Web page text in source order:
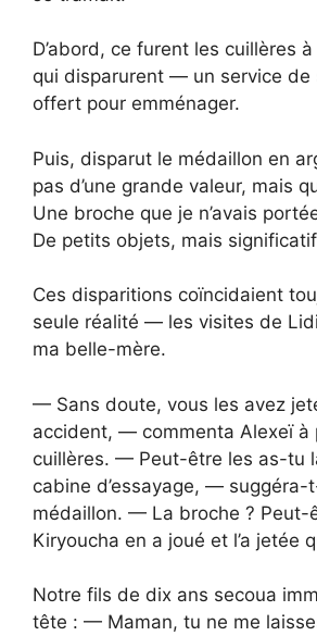
D’abord, ce furent les cuillères
qui disparurent — un service de
offert pour emménager.
Puis, disparut le médaillon en
pas d’une grande valeur, mais
Une broche que je n’avais
De petits objets, mais
Ces disparitions coïncidaient
seule réalité — les visites de
ma belle-mère.
— Sans doute, vous les avez
accident, — commenta Alexeï à
cuillères. — Peut-être les as-tu
cabine d’essayage, — suggéra-
médaillon. — La broche ? Peut-
Kiryoucha en a joué et l’a jetée
Notre fils de dix ans secoua
tête : — Maman, tu ne me